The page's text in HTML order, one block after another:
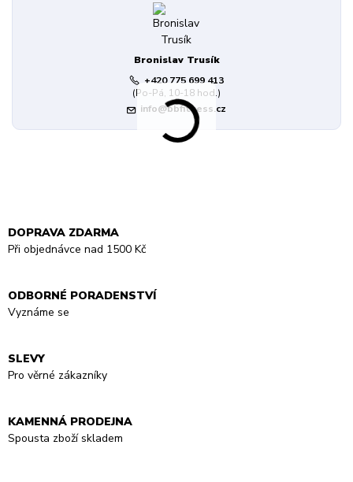
Bronislav Trusík
+420 775 699 413
(Po-Pá, 10-18 hod.)
info@bbfitness.cz
DOPRAVA ZDARMA
Při objednávce nad 1500 Kč
ODBORNÉ PORADENSTVÍ
Vyznáme se
SLEVY
Pro věrné zákazníky
KAMENNÁ PRODEJNA
Spousta zboží skladem